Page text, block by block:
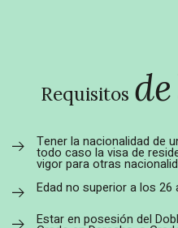
Requisitos de
Tener la nacionalidad de
todo caso la visa de
vigor para otras
Edad no superior a los 26
Estar en posesión del